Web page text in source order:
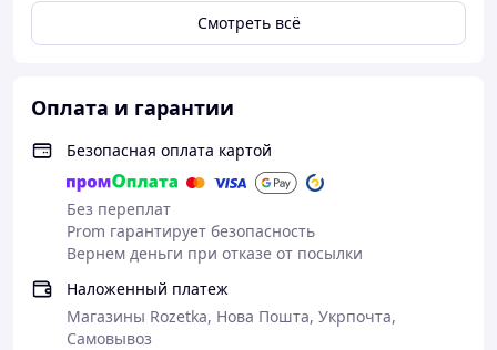
Смотреть всё
Оплата и гарантии
Безопасная оплата картой
Без переплат
Prom гарантирует безопасность
Вернем деньги при отказе от посылки
Наложенный платеж
Магазины Rozetka, Нова Пошта, Укрпочта,
Самовывоз